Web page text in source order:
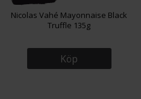
Nicolas Vahé Mayonnaise Black
Truffle 135g
Köp